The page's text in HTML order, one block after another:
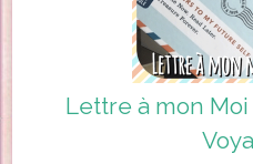
Lettre à mon